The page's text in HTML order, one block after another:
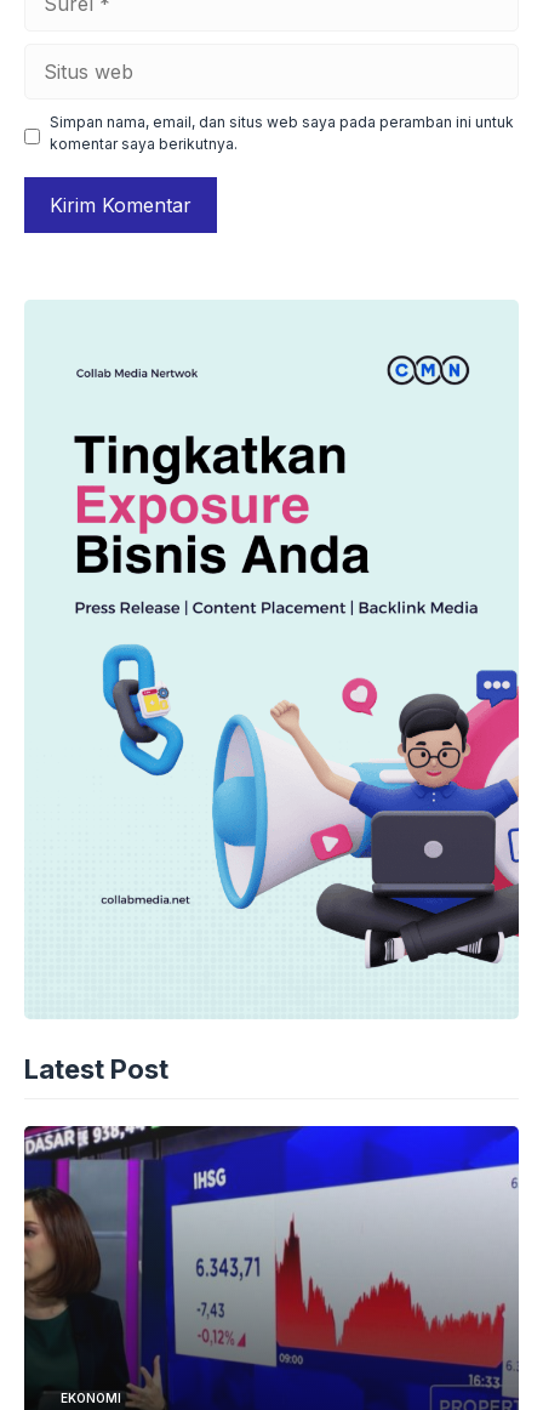
web
Simpan nama, email, dan situs web saya pada peramban ini untuk
komentar saya berikutnya.
Latest Post
EKONOMI